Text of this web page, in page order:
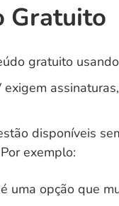
Gratuito
gratuito
disponíveis
exemplo:
uma opção que